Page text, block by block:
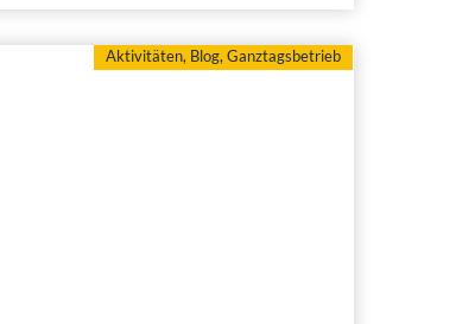
Aktivitäten, Blog, Ganztagsbetrieb